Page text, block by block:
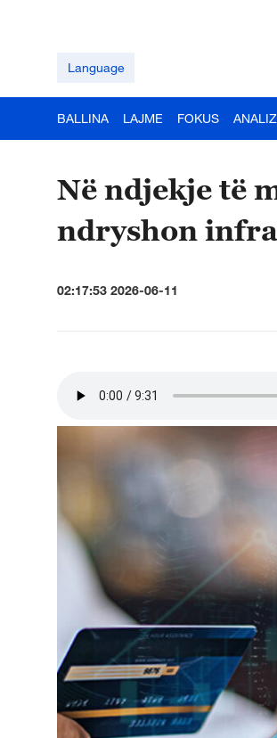
Language
BALLINA LAJME FOKUS
Në ndjekje të
ndryshon
02:17:53 2026-06-11